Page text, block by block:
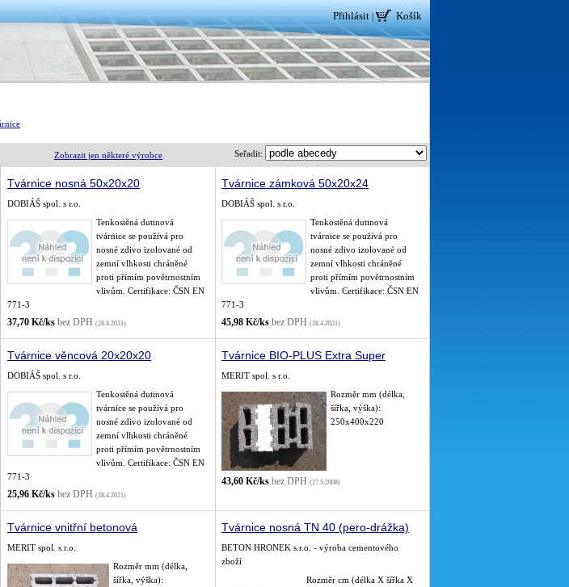
Přihlásit| Košík
Zobrazit jen některé výrobce Seřadit:
Tvárnice nosná 50x20x20
DOBIÁŠ spol. s r.o.
Tenkostěná dutinová
tvárnice se používá pro
nosné zdivo izolované od
zemní vlhkosti chráněné
proti přímím povětrnostním
vlivům. Certifikace: ČSN EN
771-3
37,70 Kč/ks bez DPH (28.4.2021)
Tvárnice zámková 50x20x24
DOBIÁŠ spol. s r.o.
Tenkostěná dutinová
tvárnice se používá pro
nosné zdivo izolované od
zemní vlhkosti chráněné
proti přímím povětrnostním
vlivům. Certifikace: ČSN EN
771-3
45,98 Kč/ks bez DPH (28.4.2021)
Tvárnice věncová 20x20x20
DOBIÁŠ spol. s r.o.
Tenkostěná dutinová
tvárnice se používá pro
nosné zdivo izolované od
zemní vlhkosti chráněné
proti přímím povětrnostním
vlivům. Certifikace: ČSN EN
771-3
25,96 Kč/ks bez DPH (28.4.2021)
Tvárnice BIO-PLUS Extra Super
MERIT spol. s r.o.
Rozměr mm (délka,
šířka, výška):
250x400x220
43,60 Kč/ks bez DPH (27.5.2008)
Tvárnice vnitřní betonová
MERIT spol. s r.o.
Rozměr mm (délka,
šířka, výška):
Tvárnice nosná TN 40 (pero-drážka)
BETON HRONEK s.r.o. - výroba cementového
zboží
Rozměr cm (délka X šířka X